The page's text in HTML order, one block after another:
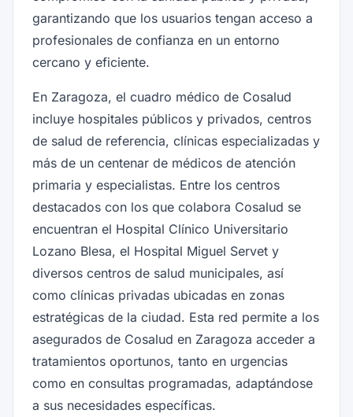
garantizando que los usuarios tengan acceso a
profesionales de confianza en un entorno
cercano y eficiente.
En Zaragoza, el cuadro médico de Cosalud
incluye hospitales públicos y privados, centros
de salud de referencia, clínicas especializadas y
más de un centenar de médicos de atención
primaria y especialistas. Entre los centros
destacados con los que colabora Cosalud se
encuentran el Hospital Clínico Universitario
Lozano Blesa, el Hospital Miguel Servet y
diversos centros de salud municipales, así
como clínicas privadas ubicadas en zonas
estratégicas de la ciudad. Esta red permite a los
asegurados de Cosalud en Zaragoza acceder a
tratamientos oportunos, tanto en urgencias
como en consultas programadas, adaptándose
a sus necesidades específicas.